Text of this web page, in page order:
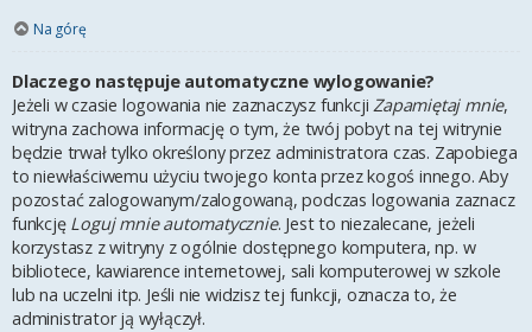
Na górę
Dlaczego następuje automatyczne wylogowanie?
Jeżeli w czasie logowania nie zaznaczysz funkcjiZapamiętaj mnie,
witryna zachowa informację o tym, że twój pobyt na tej witrynie
będzie trwał tylko określony przez administratora czas. Zapobiega
to niewłaściwemu użyciu twojego konta przez kogoś innego. Aby
pozostać zalogowanym/zalogowaną, podczas logowania zaznacz
funkcję Loguj mnie automatycznie. Jest to niezalecane, jeżeli
korzystasz z witryny z ogólnie dostępnego komputera, np. w
bibliotece, kawiarence internetowej, sali komputerowej w szkole
lub na uczelni itp. Jeśli nie widzisz tej funkcji, oznacza to, że
administrator ją wyłączył.